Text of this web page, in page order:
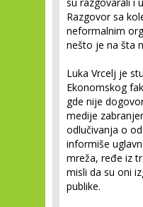
Razgovor sa
neformalnim
nešto je na šta
Luka Vrcelj je
Ekonomskog
gde nije
medije
odlučivanja o
informiše
mreža, ređe iz
misli da su oni
publike.